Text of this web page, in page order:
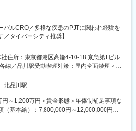
内の医師や薬事の専門知識を有する者からア
ことができます
展開・進化し続ける世界最大級CRO：
療データカンパニーの経営統合により、
んな会社にも真似できない治験の「質」と「ス
仕組みを持った企業へ進化しました。薬剤流
成功した例もあります。新しい治療法を待っ
に、これからもIQVIAは創造的な仕事に挑戦し
バルCRO／多様な疾患のPJTに関われ経験を
／ダイバーシティ推奨】
野の業務を受託しているため、様々な文書作
多くの経験をすることができます。また、社
充実しており、新規案件に対して専門的なア
制になっています。
・ライターとして次のような業務をお任せし
社住所：東京都港区高輪4-10-18 京急第1ビル
線／品川駅受動喫煙対策：屋内全面禁煙＜勤
所：全国 ※希望勤務地はアドバイザーにお伝
煙対策：屋内全面禁煙変更の範囲：会社の定
北品川駅
円～1,200万円＜賃金形態＞年俸制補足事項な
（基本給）：7,800,000円～12,000,000円＜